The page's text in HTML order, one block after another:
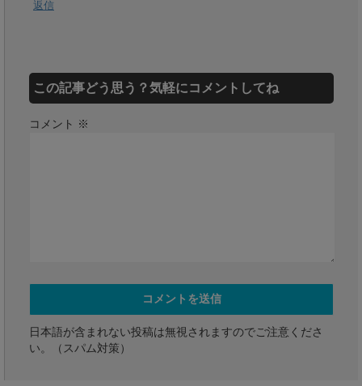
返信
この記事どう思う？気軽にコメントしてね
コメント ※
日本語が含まれない投稿は無視されますのでご注意くださ
い。（スパム対策）